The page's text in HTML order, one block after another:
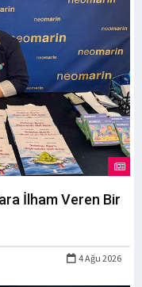
İlham Veren Bir
4 Ağu 2026